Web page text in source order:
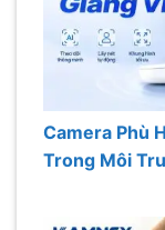
Camera Phù
Trong Môi